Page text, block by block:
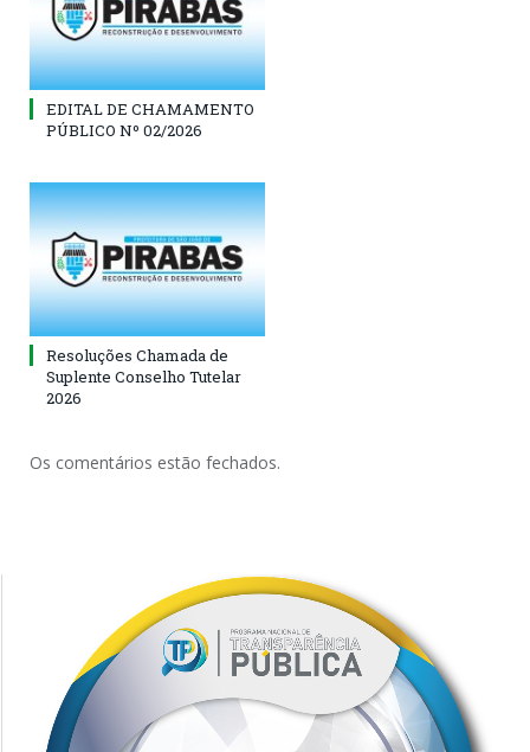
EDITAL DE CHAMAMENTO
PÚBLICO Nº 02/2026
Resoluções Chamada de
Suplente Conselho Tutelar
2026
Os comentários estão fechados.